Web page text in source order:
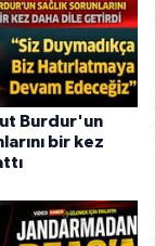
Burdur'un
bir kez